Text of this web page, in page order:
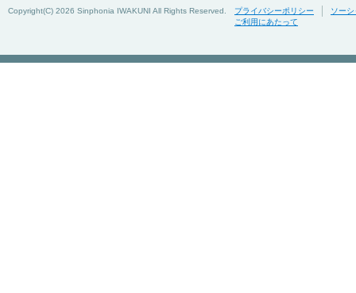
Copyright(C) 2026 Sinphonia IWAKUNI All Rights Reserved. プライバシーポリシー
ソー
ご利用にあたって